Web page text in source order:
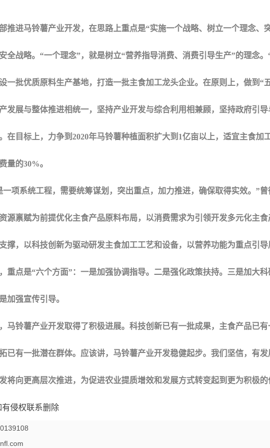
进马铃薯产业开发，在思路上重点是“实施一个战略、树立一个理念、突
全战略。“一个理念”，就是树立“营养指导消费、消费引导生产”的理念
一批优质原料生产基地，打造一批主食加工龙头企业。在原则上，做到“
发展与整体推进相统一，坚持产业开发与综合利用相兼顾，坚持政府引
在目标上，力争到2020年马铃薯种植面积扩大到1亿亩以上，适宜主食加
量的30%。
系统工程，需要统筹谋划，突出重点，加力推进，确保取得实效。”曾
源禀赋为前提优化主食产品原料布局，以消费需求为引领开发多元化主
撑，以科技创新为驱动研发主食加工工艺和设备，以营养功能为重点引
重点是“六个方面”：一是加强协调指导。二是强化政策扶持。三是加大科
加强宣传引导。
铃薯产业开发取得了积极进展。科技创新已有一批成果，主食产品已有
已有一批潜在群体。应该讲，马铃薯产业开发稳健起步。我们坚信，有
将向更高层次推进，为促进农业提质增效和发展方式转变起到更为积极的
侵权联系删除